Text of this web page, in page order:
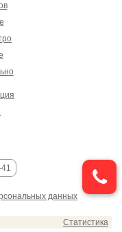
данных
Статистика